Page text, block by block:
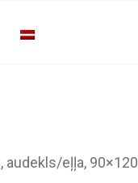
audekls/eļļa,